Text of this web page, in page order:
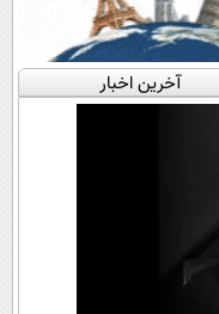
آخرین اخبار